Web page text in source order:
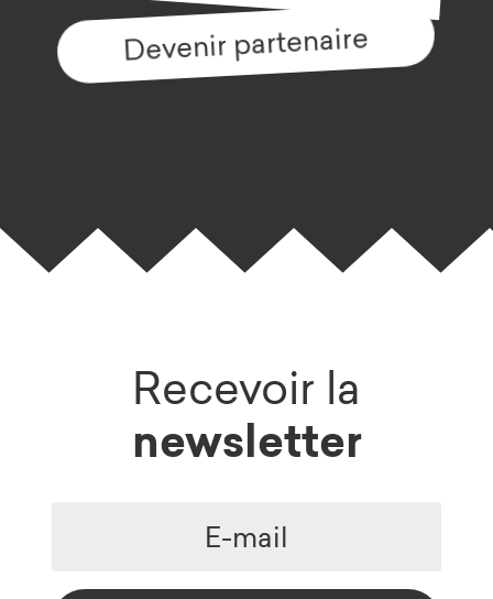
Devenir partenaire
Recevoir la
newsletter